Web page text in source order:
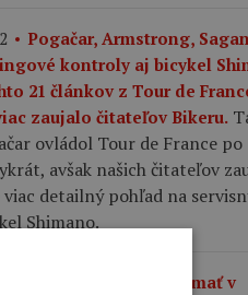
Pogačar, Armstrong,
kontroly aj bicykel
21 článkov z Tour de
zaujalo čitateľov Bikeru.
ovládol Tour de France po
avšak našich čitateľov
viac detailný pohľad na
Shimano.
Aký tlak by ste mali mať v